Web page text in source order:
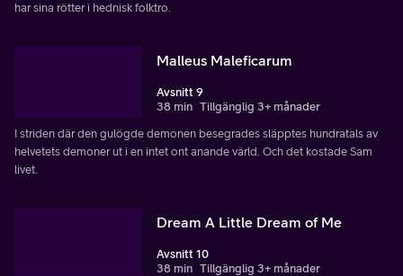
har sina rötter i hednisk folktro.
Malleus Maleficarum
Avsnitt 9
38 min Tillgänglig 3+ månader
I striden där den gulögde demonen besegrades släpptes hundratals av
helvetets demoner ut i en intet ont anande värld. Och det kostade Sam
livet.
Dream A Little Dream of Me
Avsnitt 10
38 min Tillgänglig 3+ månader